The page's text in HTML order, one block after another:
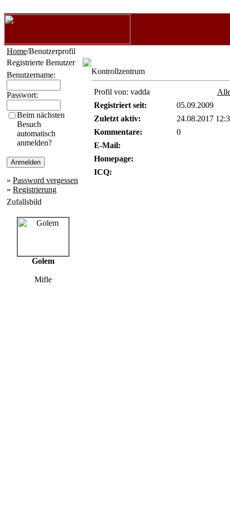
Home/Benutzerprofil
Registrierte Benutzer
Benutzername:
Passwort:
Beim nächsten
Besuch
automatisch
anmelden?
» Password vergessen
» Registrierung
Zufallsbild
Golem
Mifle
Kontrollzentrum
Profil von: vadda
Registriert seit:
05.09.2009
Zuletzt aktiv:
24.08.2017
Kommentare:
0
E-Mail:
Homepage:
ICQ: